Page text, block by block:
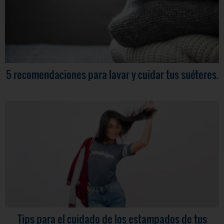
5 recomendaciones para lavar y cuidar tus suéteres.
Tips para el cuidado de los estampados de tus